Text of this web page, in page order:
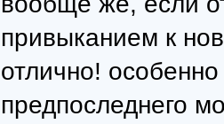
привыканием к
отлично!
предпоследнего